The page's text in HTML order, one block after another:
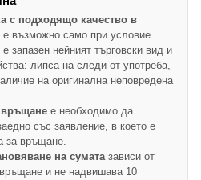
с подходящо качество в
е възможно само при условие
запазен нейният търговски вид и
липса на следи от употреба,
на оригинална неповредена
е необходимо да
със заявление, в което е
за връщане.
на суматазависи от
и не надвишава 10